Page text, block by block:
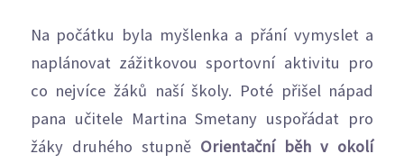
Na počátku byla myšlenka a přání vymyslet a
naplánovat zážitkovou sportovní aktivitu pro
co nejvíce žáků naší školy. Poté přišel nápad
pana učitele Martina Smetany uspořádat pro
žáky druhého stupně Orientační běh v okolí